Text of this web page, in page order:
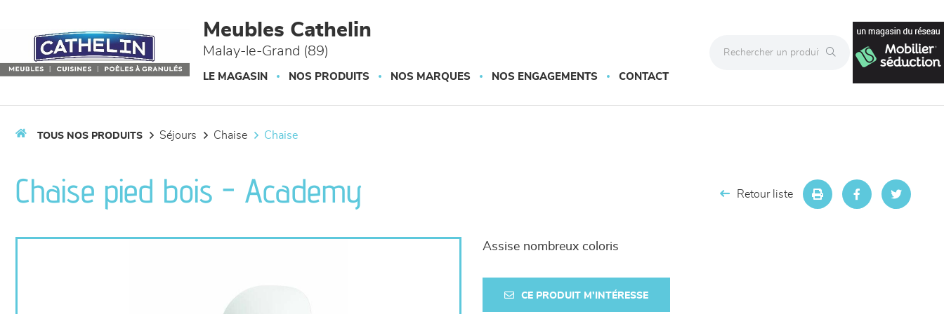
Meubles Cathelin
Malay-le-Grand (89)
LE MAGASIN NOS PRODUITS NOS MARQUES NOS ENGAGEMENTS CONTACT
TOUS NOS PRODUITS séjours chaise chaise
Chaise pied bois - Academy Retour liste
Assise nombreux coloris
CE PRODUIT M'INTÉRESSE